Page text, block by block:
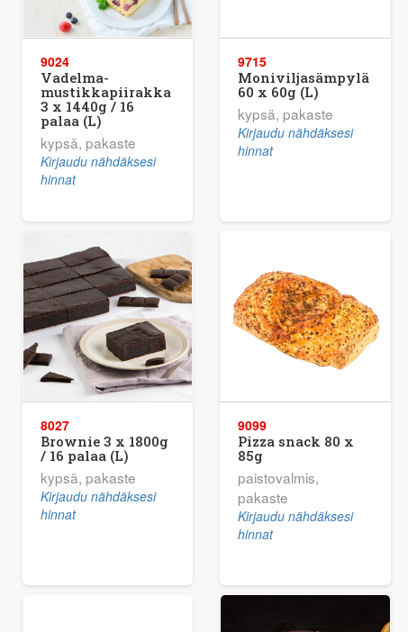
9024
Vadelma-
mustikkapiirakka
3 x 1440g / 16
palaa (L)
kypsä, pakaste
Kirjaudu nähdäksesi
hinnat
9715
Moniviljasämpylä
60 x 60g (L)
kypsä, pakaste
Kirjaudu nähdäksesi
hinnat
8027
Brownie 3 x 1800g
/ 16 palaa (L)
kypsä, pakaste
Kirjaudu nähdäksesi
hinnat
9099
Pizza snack 80 x
85g
paistovalmis,
pakaste
Kirjaudu nähdäksesi
hinnat